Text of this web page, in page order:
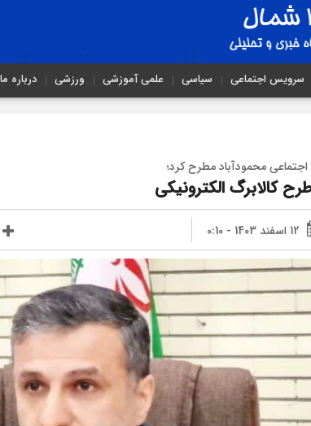
سرویس اجتماعی سیاسی علمی آموزشی ورزشی درباره ما
اجتماعی محمودآباد مطرح کرد؛
کالابرگ الکترونیکی
12 اسفند 1403 - 0:10